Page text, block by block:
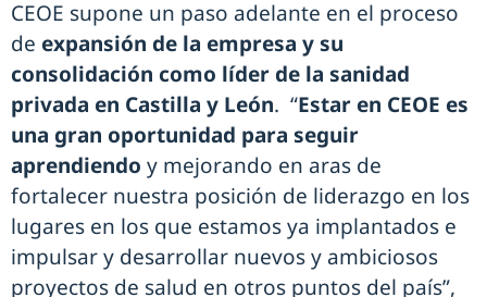
CEOE supone un paso adelante en el proceso
de expansión de la empresa y su
consolidación como líder de la sanidad
privada en Castilla y León. “Estar en CEOE es
una gran oportunidad para seguir
aprendiendo y mejorando en aras de
fortalecer nuestra posición de liderazgo en los
lugares en los que estamos ya implantados e
impulsar y desarrollar nuevos y ambiciosos
proyectos de salud en otros puntos del país”,